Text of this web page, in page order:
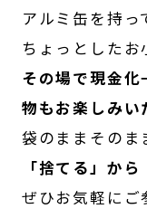
アルミ缶を持っ
ちょっとしたお
その場で現金
物もお楽しみい
袋のままそのま
「捨てる」から
ぜひお気軽にご